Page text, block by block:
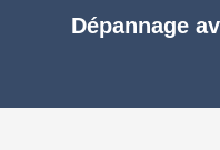
Dépannage